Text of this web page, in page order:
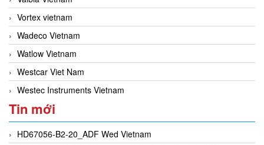
Vortex vietnam
Wadeco Vietnam
Watlow Vietnam
Westcar Viet Nam
Westec Instruments Vietnam
Tin mới
HD67056-B2-20_ADF Wed Vietnam